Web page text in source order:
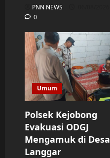
PNN NEWS
0
Umum
Polsek Kejobong
Evakuasi ODGJ
Mengamuk di Desa
Langgar